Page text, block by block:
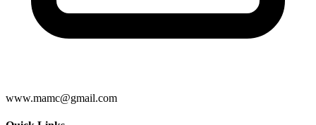
www.mamc@gmail.com